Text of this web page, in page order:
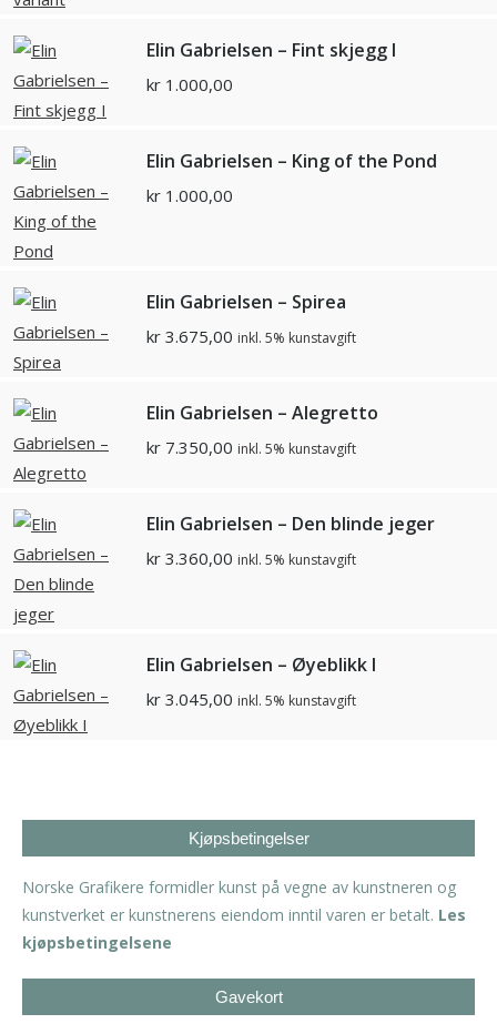
Elin Gabrielsen – Fint skjegg I
kr 1.000,00
Elin Gabrielsen – King of the Pond
kr 1.000,00
Elin Gabrielsen – Spirea
kr 3.675,00 inkl. 5% kunstavgift
Elin Gabrielsen – Alegretto
kr 7.350,00 inkl. 5% kunstavgift
Elin Gabrielsen – Den blinde jeger
kr 3.360,00 inkl. 5% kunstavgift
Elin Gabrielsen – Øyeblikk I
kr 3.045,00 inkl. 5% kunstavgift
Kjøpsbetingelser
Norske Grafikere formidler kunst på vegne av kunstneren og
kunstverket er kunstnerens eiendom inntil varen er betalt. Les
kjøpsbetingelsene
Gavekort